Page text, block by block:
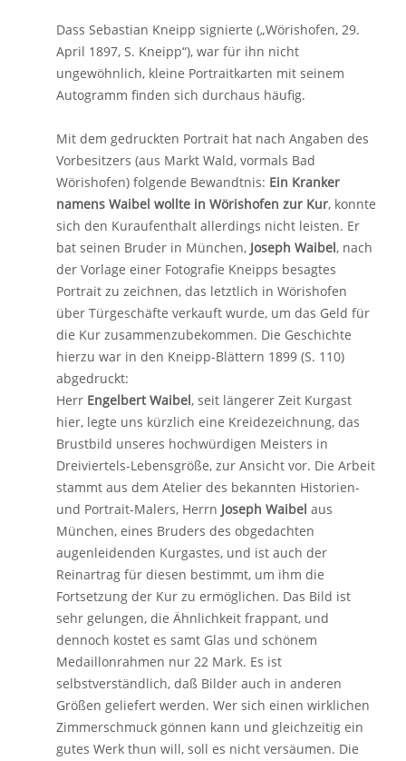
Dass Sebastian Kneipp signierte („Wörishofen, 29.
April 1897, S. Kneipp“), war für ihn nicht
ungewöhnlich, kleine Portraitkarten mit seinem
Autogramm finden sich durchaus häufig.
Mit dem gedruckten Portrait hat nach Angaben des
Vorbesitzers (aus Markt Wald, vormals Bad
Wörishofen) folgende Bewandtnis: Ein Kranker
namens Waibel wollte in Wörishofen zur Kur, konnte
sich den Kuraufenthalt allerdings nicht leisten. Er
bat seinen Bruder in München, Joseph Waibel, nach
der Vorlage einer Fotografie Kneipps besagtes
Portrait zu zeichnen, das letztlich in Wörishofen
über Türgeschäfte verkauft wurde, um das Geld für
die Kur zusammenzubekommen. Die Geschichte
hierzu war in den Kneipp-Blättern 1899 (S. 110)
abgedruckt:
Herr Engelbert Waibel, seit längerer Zeit Kurgast
hier, legte uns kürzlich eine Kreidezeichnung, das
Brustbild unseres hochwürdigen Meisters in
Dreiviertels-Lebensgröße, zur Ansicht vor. Die Arbeit
stammt aus dem Atelier des bekannten Historien-
und Portrait-Malers, Herrn Joseph Waibel aus
München, eines Bruders des obgedachten
augenleidenden Kurgastes, und ist auch der
Reinartrag für diesen bestimmt, um ihm die
Fortsetzung der Kur zu ermöglichen. Das Bild ist
sehr gelungen, die Ähnlichkeit frappant, und
dennoch kostet es samt Glas und schönem
Medaillonrahmen nur 22 Mark. Es ist
selbstverständlich, daß Bilder auch in anderen
Größen geliefert werden. Wer sich einen wirklichen
Zimmerschmuck gönnen kann und gleichzeitig ein
gutes Werk thun will, soll es nicht versäumen. Die